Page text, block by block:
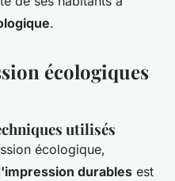
.
écologiques
utilisés
écologique,
durables est